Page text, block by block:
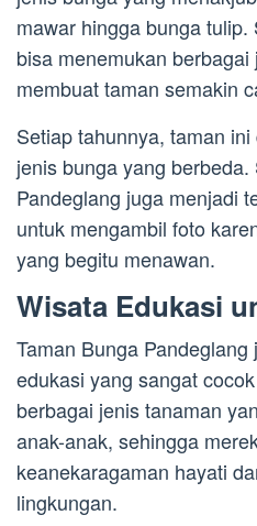
mawar hingga bunga
bisa menemukan
membuat taman semakin
Setiap tahunnya, taman
jenis bunga yang
Pandeglang juga menjadi
untuk mengambil foto
yang begitu menawan.
Wisata Edukasi
Taman Bunga
edukasi yang sangat
berbagai jenis tanaman
anak-anak, sehingga
keanekaragaman hayati
lingkungan.